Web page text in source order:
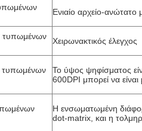
Ενιαίο αρχείο-
τυπωμένων
Χειρωνακτικός έλεγχος
τυπωμένων
Το ύψος ψηφίσματος
600DPI μπορεί να είναι
Η ενσωματωμένη
dot-matrix, και η